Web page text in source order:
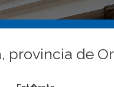
provincia de